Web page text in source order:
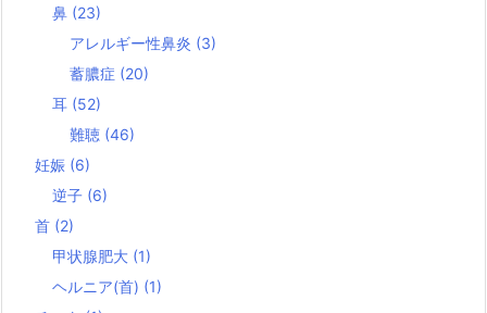
鼻 (23)
アレルギー性鼻炎 (3)
蓄膿症 (20)
耳 (52)
難聴 (46)
妊娠 (6)
逆子 (6)
首 (2)
甲状腺肥大 (1)
ヘルニア(首) (1)